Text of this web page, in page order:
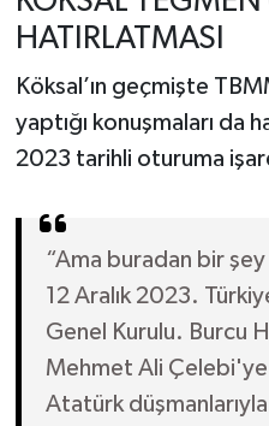
HATIRLATMASI
Köksal’ın geçmişte
yaptığı konuşmaları da
2023 tarihli oturuma
“Ama buradan bir
12 Aralık 2023.
Genel Kurulu. Burcu
Mehmet Ali
Atatürk